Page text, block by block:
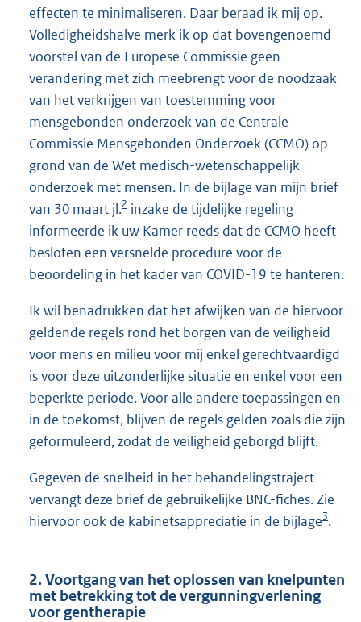
effecten te minimaliseren. Daar beraad ik mij op.
Volledigheidshalve merk ik op dat bovengenoemd
voorstel van de Europese Commissie geen
verandering met zich meebrengt voor de noodzaak
van het verkrijgen van toestemming voor
mensgebonden onderzoek van de Centrale
Commissie Mensgebonden Onderzoek (CCMO) op
grond van de Wet medisch-wetenschappelijk
onderzoek met mensen. In de bijlage van mijn brief
van 30 maart jl.2 inzake de tijdelijke regeling
informeerde ik uw Kamer reeds dat de CCMO heeft
besloten een versnelde procedure voor de
beoordeling in het kader van COVID-19 te hanteren.
Ik wil benadrukken dat het afwijken van de hiervoor
geldende regels rond het borgen van de veiligheid
voor mens en milieu voor mij enkel gerechtvaardigd
is voor deze uitzonderlijke situatie en enkel voor een
beperkte periode. Voor alle andere toepassingen en
in de toekomst, blijven de regels gelden zoals die zijn
geformuleerd, zodat de veiligheid geborgd blijft.
Gegeven de snelheid in het behandelingstraject
vervangt deze brief de gebruikelijke BNC-fiches. Zie
hiervoor ook de kabinetsappreciatie in de bijlage3.
2. Voortgang van het oplossen van knelpunten
met betrekking tot de vergunningverlening
voor gentherapie